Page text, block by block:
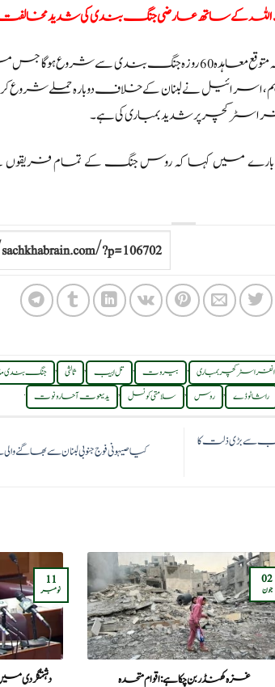
کے ساتھ عارضی جنگ بندی کی شدید
صیہونی حکام نے یدیعوت آحارونوت کو بتایا کہ متوقع معاہدہ 60
اسرائیل نے لبنان کے خلاف دوبارہ حملے شروع
پر شدید بمباری کی ہے۔
بارے میں کہا کہ روس جنگ کے تمام فریقوں
انفراسٹرکچر بمباری , بیروت , تل ابیب , ثالثی , جنگ بندی
راشا ٹوڈے , روس , سلامتی کونسل , یدیعوت آحارونوت .
سے بڑی ذلت کا
کیا صیہونی فوج جنوبی لبنان سے بھاگنے
غزہ کھنڈر بن چکا ہے: اقوام متحدہ
02
جون
دہشتگردی
11
نومبر